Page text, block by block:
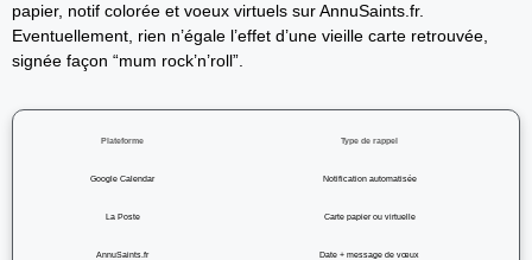
papier, notif colorée et voeux virtuels sur AnnuSaints.fr.
Eventuellement, rien n’égale l’effet d’une vieille carte retrouvée,
signée façon “mum rock’n’roll”.
Plateforme Type de rappel
Google Calendar Notification automatisée
La Poste Carte papier ou virtuelle
AnnuSaints.fr Date + message de vœux